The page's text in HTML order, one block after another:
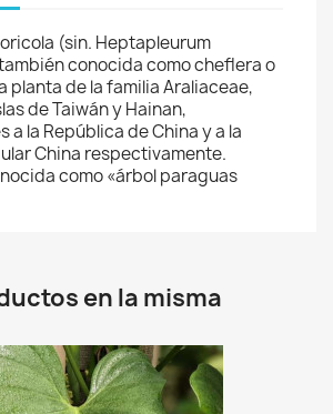
(sin. Heptapleurum
conocida como cheflera o
planta de la familia Araliaceae,
de Taiwán y Hainan,
a la República de China y a la
China respectivamente.
como «árbol paraguas
en la misma